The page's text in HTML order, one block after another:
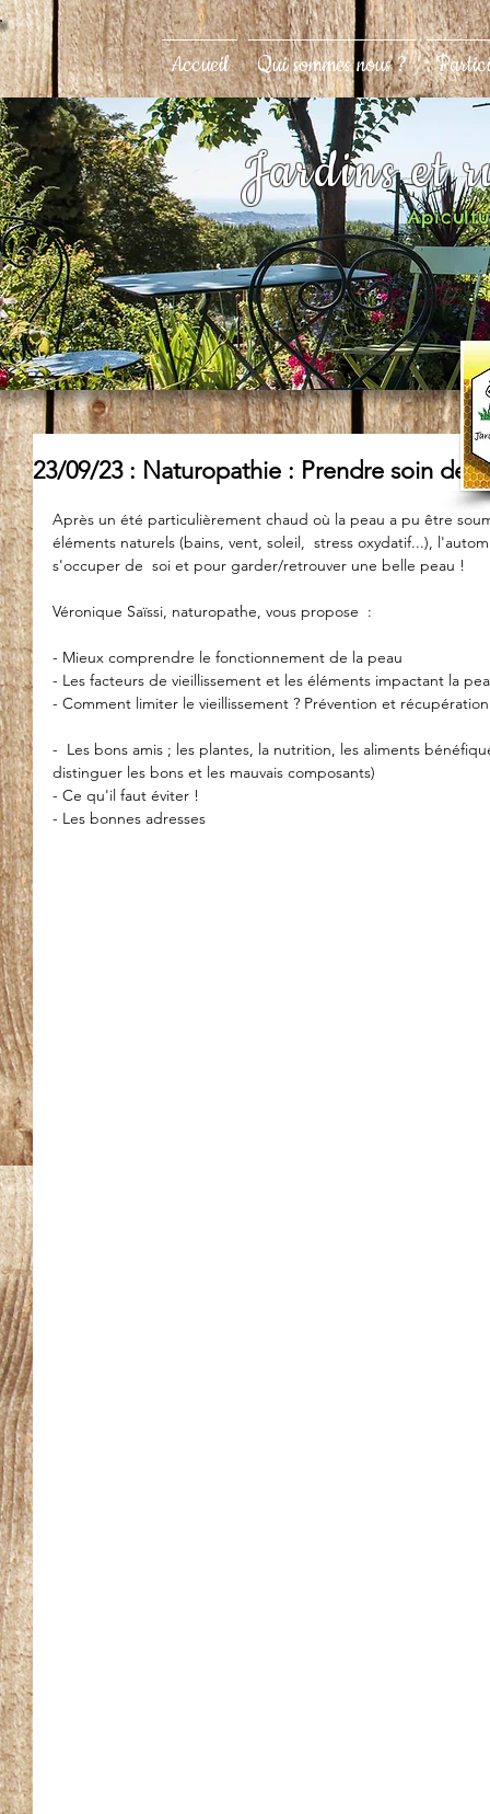
23/09/23 : Naturopathie : Prendre soin de
Après un été particulièrement chaud où la peau a pu être
éléments naturels (bains, vent, soleil,  stress oxydatif...),
s'occuper de  soi et pour garder/retrouver une belle peau !
Véronique Saïssi, naturopathe, vous propose  :
- Mieux comprendre le fonctionnement de la peau
- Les facteurs de vieillissement et les éléments impactant la
- Comment limiter le vieillissement ? Prévention et récupération
-  Les bons amis ; les plantes, la nutrition, les aliments
distinguer les bons et les mauvais composants)
- Ce qu'il faut éviter !
- Les bonnes adresses
Accueil Qui sommes nous ?
Jardins et